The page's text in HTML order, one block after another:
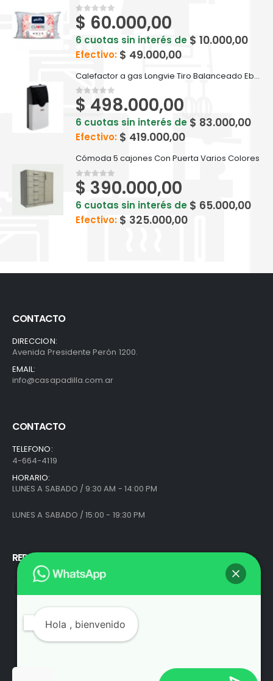
0out of 5
$ 60.000,00
6 cuotas sin interés de $ 10.000,00
Efectivo: $ 49.000,00
Calefactor a gas Longvie Tiro Balanceado Eba2u 2000kcal Premium
0out of 5
$ 498.000,00
6 cuotas sin interés de $ 83.000,00
Efectivo: $ 419.000,00
Cómoda 5 cajones Con Puerta Varios Colores
0out of 5
$ 390.000,00
6 cuotas sin interés de $ 65.000,00
Efectivo: $ 325.000,00
CONTACTO
DIRECCION:
Avenida Presidente Perón 1200.
EMAIL:
info@casapadilla.com.ar
CONTACTO
TELEFONO:
4-664-4119
HORARIO:
LUNES A SABADO / 9:30 AM - 14:00 PM
LUNES A SABADO / 15:00 - 19:30 PM
REDES SOCIALES
Hola , bienvenido